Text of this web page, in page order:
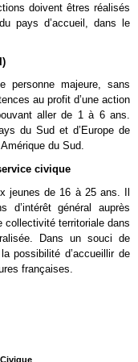
doivent êtres réalisés
pays d’accueil, dans le
personne majeure, sans
au profit d’une action
aller de 1 à 6 ans.
du Sud et d’Europe de
du Sud.
civique
jeunes de 16 à 25 ans. Il
d’intérêt général auprès
collectivité territoriale dans
Dans un souci de
possibilité d’accueillir de
françaises.